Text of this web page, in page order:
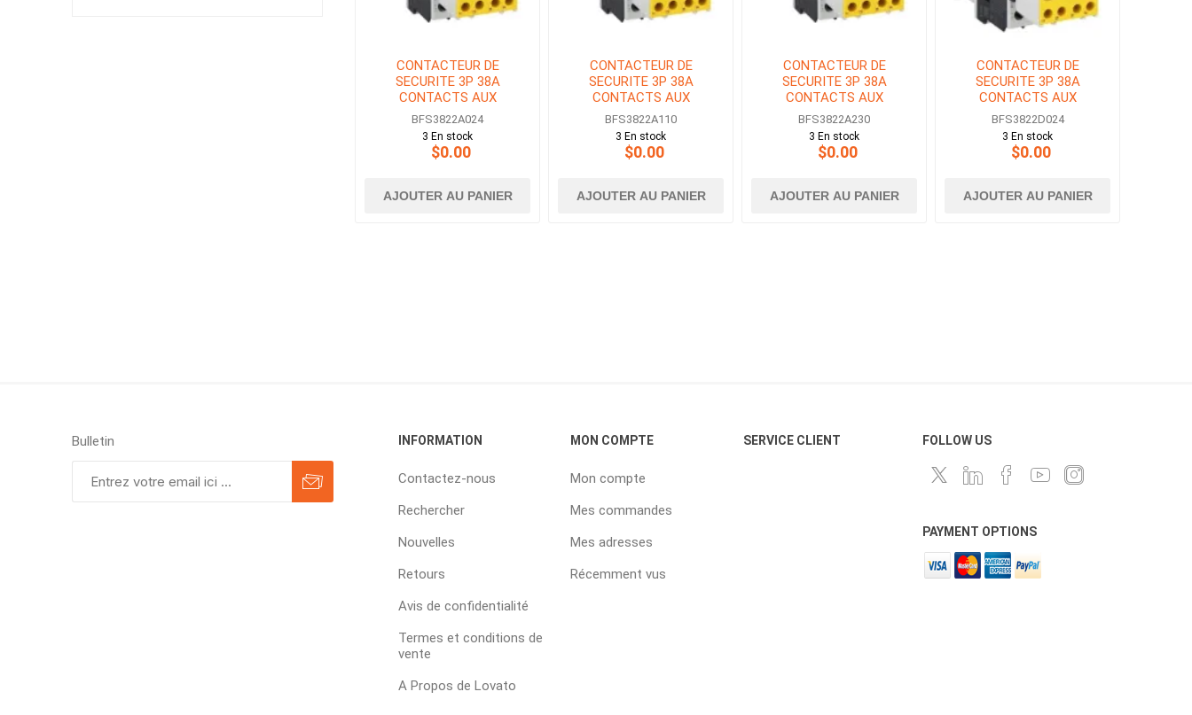
CONTACTEUR DE
SECURITE 3P 38A
CONTACTS AUX
2NO+2NF BOBINE 24V
AC
BFS3822A024
3 En stock
$0.00
AJOUTER AU PANIER
CONTACTEUR DE
SECURITE 3P 38A
CONTACTS AUX
2NO+2NF BOBINE 110V
AC
BFS3822A110
3 En stock
$0.00
AJOUTER AU PANIER
CONTACTEUR DE
SECURITE 3P 38A
CONTACTS AUX
2NO+2NF BOBINE 230V
AC
BFS3822A230
3 En stock
$0.00
AJOUTER AU PANIER
CONTACTEUR DE
SECURITE 3P 38A
CONTACTS AUX
2NO+2NF BOBINE 24V
DC
BFS3822D024
3 En stock
$0.00
AJOUTER AU PANIER
Bulletin INFORMATION
Contactez-nous
Rechercher
Nouvelles
Retours
Avis de confidentialité
Termes et conditions de
vente
A Propos de Lovato
MON COMPTE
Mon compte
Mes commandes
Mes adresses
Récemment vus
SERVICE CLIENT FOLLOW US
PAYMENT OPTIONS